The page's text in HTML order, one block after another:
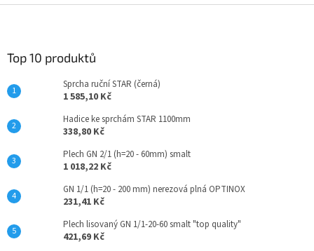
l
í
p
v
v
i
u
Top 10 produktů
Sprcha ruční STAR (černá)
1 585,10 Kč
Hadice ke sprchám STAR 1100mm
338,80 Kč
Plech GN 2/1 (h=20 - 60mm) smalt
1 018,22 Kč
GN 1/1 (h=20 - 200 mm) nerezová plná OPTINOX
231,41 Kč
Plech lisovaný GN 1/1-20-60 smalt "top quality"
421,69 Kč